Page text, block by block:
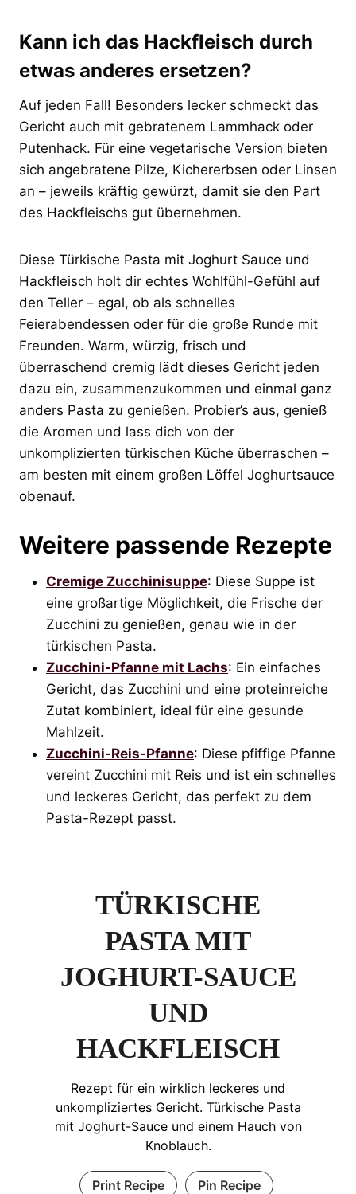
Kann ich das Hackfleisch durch
etwas anderes ersetzen?
Auf jeden Fall! Besonders lecker schmeckt das
Gericht auch mit gebratenem Lammhack oder
Putenhack. Für eine vegetarische Version bieten
sich angebratene Pilze, Kichererbsen oder Linsen
an – jeweils kräftig gewürzt, damit sie den Part
des Hackfleischs gut übernehmen.
Diese Türkische Pasta mit Joghurt Sauce und
Hackfleisch holt dir echtes Wohlfühl-Gefühl auf
den Teller – egal, ob als schnelles
Feierabendessen oder für die große Runde mit
Freunden. Warm, würzig, frisch und
überraschend cremig lädt dieses Gericht jeden
dazu ein, zusammenzukommen und einmal ganz
anders Pasta zu genießen. Probier’s aus, genieß
die Aromen und lass dich von der
unkomplizierten türkischen Küche überraschen –
am besten mit einem großen Löffel Joghurtsauce
obenauf.
Weitere passende Rezepte
Cremige Zucchinisuppe: Diese Suppe ist
eine großartige Möglichkeit, die Frische der
Zucchini zu genießen, genau wie in der
türkischen Pasta.
Zucchini-Pfanne mit Lachs: Ein einfaches
Gericht, das Zucchini und eine proteinreiche
Zutat kombiniert, ideal für eine gesunde
Mahlzeit.
Zucchini-Reis-Pfanne: Diese pfiffige Pfanne
vereint Zucchini mit Reis und ist ein schnelles
und leckeres Gericht, das perfekt zu dem
Pasta-Rezept passt.
TÜRKISCHE
PASTA MIT
JOGHURT-SAUCE
UND
HACKFLEISCH
Rezept für ein wirklich leckeres und
unkompliziertes Gericht. Türkische Pasta
mit Joghurt-Sauce und einem Hauch von
Knoblauch.
Print Recipe Pin Recipe